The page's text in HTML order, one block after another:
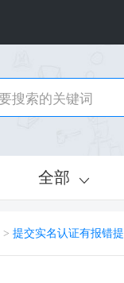
全部
> 提交实名认证有报错